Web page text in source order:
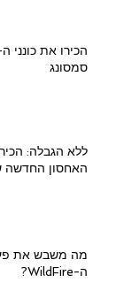
סמסונג
ללא הגבלה:
האחסון החדשה
מה משבש את
ה-WildFire?